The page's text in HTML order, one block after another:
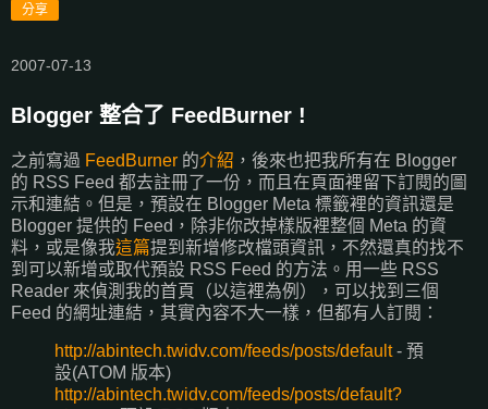
分享
2007-07-13
Blogger 整合了 FeedBurner !
之前寫過 FeedBurner 的介紹 ，後來也把我所有在 Blogger
的 RSS Feed 都去註冊了一份，而且在頁面裡留下訂閱的圖
示和連結。但是，預設在 Blogger Meta 標籤裡的資訊還是
Blogger 提供的 Feed，除非你改掉樣版裡整個 Meta 的資
料，或是像我這篇提到新增修改檔頭資訊，不然還真的找不
到可以新增或取代預設 RSS Feed 的方法。用一些 RSS
Reader 來偵測我的首頁（以這裡為例），可以找到三個
Feed 的網址連結，其實內容不大一樣，但都有人訂閱：
http://abintech.twidv.com/feeds/posts/default- 預
設(ATOM 版本)
http://abintech.twidv.com/feeds/posts/default?